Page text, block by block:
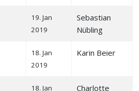
19. Jan
2019
Sebastian
Nübling
18. Jan
2019
Karin Beier
18. Jan
Charlotte